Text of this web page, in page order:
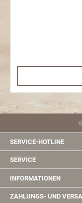
SERVICE-HOTLINE
SERVICE
INFORMATIONEN
ZAHLUNGS- UND